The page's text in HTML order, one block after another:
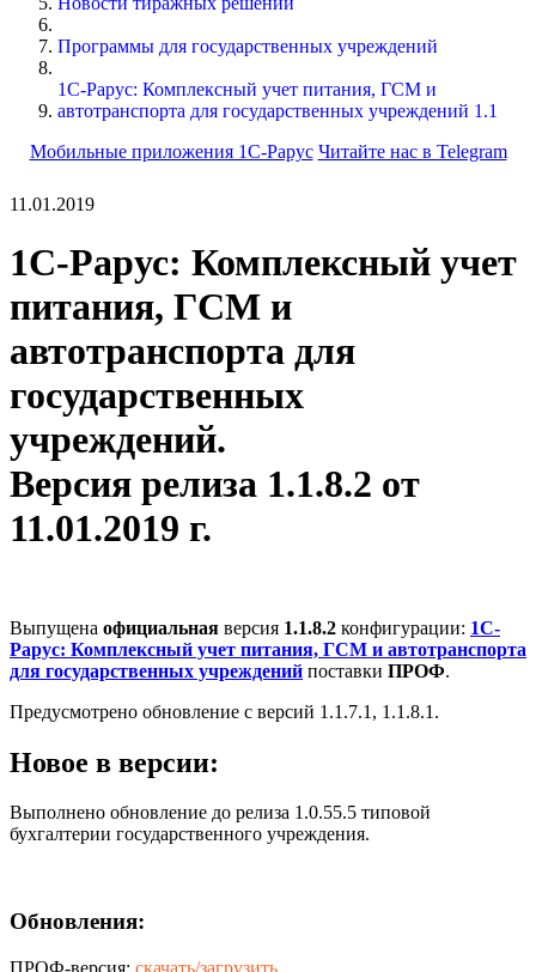
Программы для государственных учреждений
1С-Рарус: Комплексный учет питания, ГСМ и
автотранспорта для государственных учреждений 1.1
Мобильные приложения 1С-Рарус Читайте нас в Telegram
11.01.2019
1С-Рарус: Комплексный учет
питания, ГСМ и
автотранспорта для
государственных
учреждений.
Версия релиза 1.1.8.2 от
11.01.2019 г.
Выпущена официальная версия 1.1.8.2 конфигурации: 1С-
Рарус: Комплексный учет питания, ГСМ и автотранспорта
для государственных учреждений поставки ПРОФ.
Предусмотрено обновление с версий 1.1.7.1, 1.1.8.1.
Новое в версии:
Выполнено обновление до релиза 1.0.55.5 типовой
бухгалтерии государственного учреждения.
Обновления:
ПРОФ-версия: скачать/загрузить